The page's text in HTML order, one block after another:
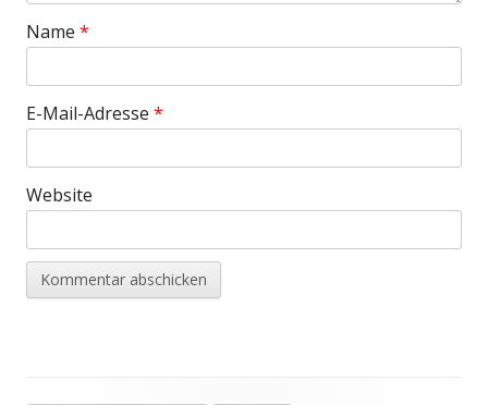
Name *
E-Mail-Adresse *
Website